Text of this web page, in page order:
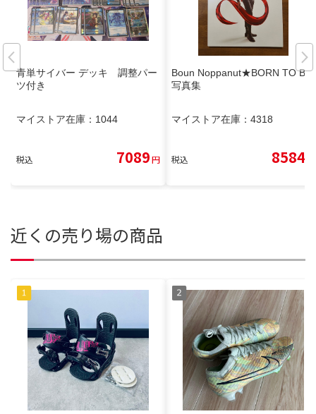
青単サイバー デッキ 調整パー
ツ付き
マイストア在庫： 1044
税込 7089円
Boun Noppanut★BORN TO B
写真集
マイストア在庫： 4318
税込 8584
近くの売り場の商品